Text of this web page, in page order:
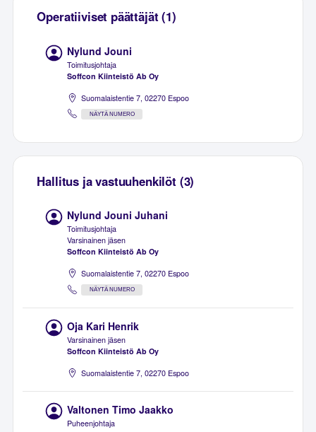
Operatiiviset päättäjät (1)
Nylund Jouni
Toimitusjohtaja
Soffcon Kiinteistö Ab Oy
Suomalaistentie 7, 02270 Espoo
NÄYTÄ NUMERO
Hallitus ja vastuuhenkilöt (3)
Nylund Jouni Juhani
Toimitusjohtaja
Varsinainen jäsen
Soffcon Kiinteistö Ab Oy
Suomalaistentie 7, 02270 Espoo
NÄYTÄ NUMERO
Oja Kari Henrik
Varsinainen jäsen
Soffcon Kiinteistö Ab Oy
Suomalaistentie 7, 02270 Espoo
Valtonen Timo Jaakko
Puheenjohtaja